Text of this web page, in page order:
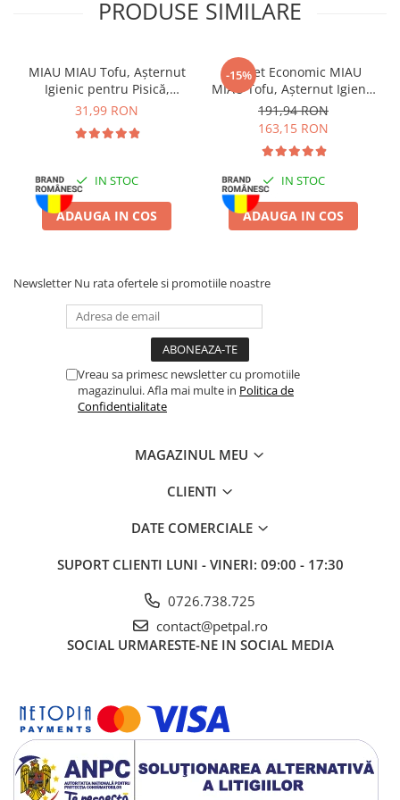
Batoane Rozătoare
Cuști Rozătoare
Hrană
Hrană Pești
Hrană Broaște Țestoase
Tratament Apă
PRODUSE SIMILARE
MIAU MIAU Tofu, Așternut
Igienic pentru Pisică,
Lavandă, 6L
31,99 RON
IN STOC
ADAUGA IN COS
-15%
Pachet Economic MIAU
MIAU Tofu, Așternut Igienic
pentru Pisică, Lavandă,
6x6L
191,94 RON
163,15 RON
IN STOC
ADAUGA IN COS
Newsletter Nu rata ofertele si promotiile noastre
Vreau sa primesc newsletter cu promotiile
magazinului. Afla mai multe in Politica de
Confidentialitate
MAGAZINUL MEU
CLIENTI
DATE COMERCIALE
SUPORT CLIENTI LUNI - VINERI: 09:00 - 17:30
0726.738.725
contact@petpal.ro
SOCIAL URMARESTE-NE IN SOCIAL MEDIA